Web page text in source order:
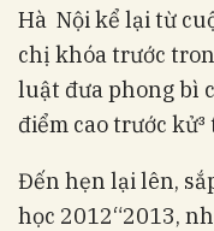
Hà Nội kể lại từ
chị khóa trước
luật đưa phong bì
điểm cao trước kử³
Đến hẹn lại lên,
học 2012“2013,